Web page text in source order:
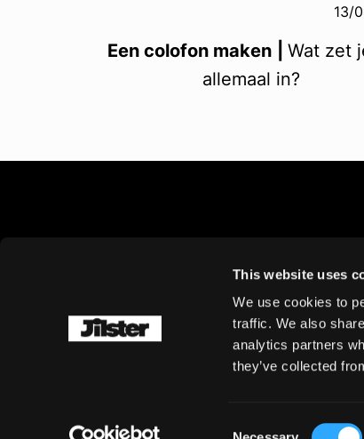
This website uses
We use cookies to
traffic. We also
analytics partners
they’ve collected
13/
Een colofon maken |Wat zet
allemaal in?